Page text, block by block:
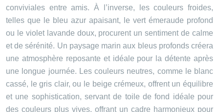
conviviales entre amis. À l’inverse, les couleurs froides,
telles que le bleu azur apaisant, le vert émeraude profond
ou le violet lavande doux, procurent un sentiment de calme
et de sérénité. Un paysage marin aux bleus profonds créera
une atmosphère reposante et idéale pour la détente après
une longue journée. Les couleurs neutres, comme le blanc
cassé, le gris clair, ou le beige crémeux, offrent un équilibre
et une sophistication, servant de toile de fond idéale pour
des couleurs plus vives, offrant un cadre harmonieux pour